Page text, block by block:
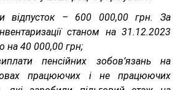
відпусток – 600 000,00 грн. За
станом на 31.12.2023
на 40 000,00 грн;
пенсійних зобов’язань на
працюючих і не працюючих